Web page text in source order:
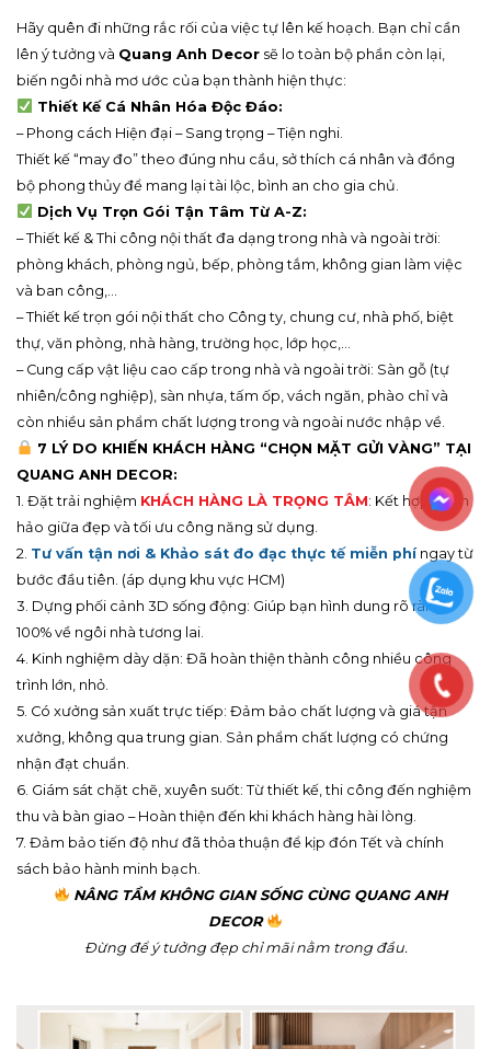
DECOR
Hãy quên đi những rắc rối của việc tự lên kế hoạch. Bạn chỉ cần
lên ý tưởng vàQuang Anh Decorsẽ lo toàn bộ phần còn lại,
biến ngôi nhà mơ ước của bạn thành hiện thực:
Thiết Kế Cá Nhân Hóa Độc Đáo:
– Phong cách Hiện đại – Sang trọng – Tiện nghi.
Thiết kế “may đo” theo đúng nhu cầu, sở thích cá nhân và đồng
bộ phong thủy để mang lại tài lộc, bình an cho gia chủ.
Dịch Vụ Trọn Gói Tận Tâm Từ A-Z:
– Thiết kế & Thi công nội thất đa dạng trong nhà và ngoài trời:
phòng khách, phòng ngủ, bếp, phòng tắm, không gian làm việc
và ban công,…
– Thiết kế trọn gói nội thất cho Công ty, chung cư, nhà phố, biệt
thự, văn phòng, nhà hàng, trường học, lớp học,…
– Cung cấp vật liệu cao cấp trong nhà và ngoài trời: Sàn gỗ (tự
nhiên/công nghiệp), sàn nhựa, tấm ốp, vách ngăn, phào chỉ và
còn nhiều sản phẩm chất lượng trong và ngoài nước nhập về.
7 LÝ DO KHIẾN KHÁCH HÀNG “CHỌN MẶT GỬI VÀNG” TẠI
QUANG ANH DECOR:
1. Đặt trải nghiệm KHÁCH HÀNG LÀ TRỌNG TÂM: Kết hợp hoàn
hảo giữa đẹp và tối ưu công năng sử dụng.
2. Tư vấn tận nơi & Khảo sát đo đạc thực tế miễn phíngay từ
bước đầu tiên. (áp dụng khu vực HCM)
3. Dựng phối cảnh 3D sống động: Giúp bạn hình dung rõ ràng
100% về ngôi nhà tương lai.
4. Kinh nghiệm dày dặn: Đã hoàn thiện thành công nhiều công
trình lớn, nhỏ.
5. Có xưởng sản xuất trực tiếp: Đảm bảo chất lượng và giá tận
xưởng, không qua trung gian. Sản phẩm chất lượng có chứng
nhận đạt chuẩn.
6. Giám sát chặt chẽ, xuyên suốt: Từ thiết kế, thi công đến nghiệm
thu và bàn giao – Hoàn thiện đến khi khách hàng hài lòng.
7. Đảm bảo tiến độ như đã thỏa thuận để kịp đón Tết và chính
NÂNG TẦM KHÔNG GIAN SỐNG CÙNG QUANG ANH
DECOR